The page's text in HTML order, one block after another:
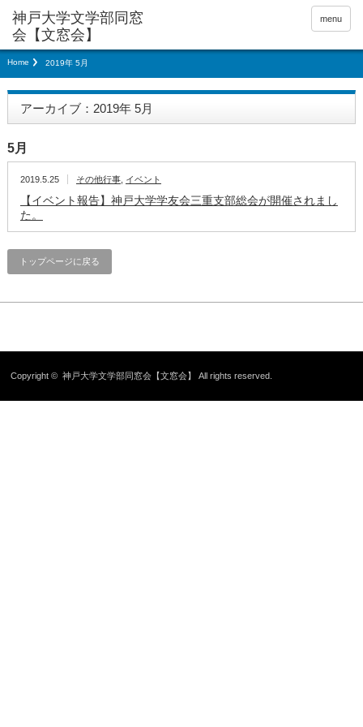
神戸大学文学部同窓
会【文窓会】
menu
Home 2019年 5月
アーカイブ：2019年 5月
5月
2019.5.25 その他行事, イベント
【イベント報告】神戸大学学友会三重支部総会が開催されまし
た。
トップページに戻る
Copyright ©神戸大学文学部同窓会【文窓会】 All rights reserved.